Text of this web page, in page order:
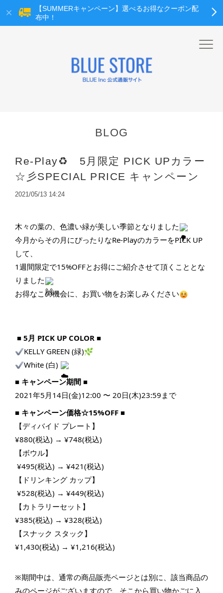
【SUMMERキャンペーン】選べるお得なクーポン配
布中！
BLOG
Re-Play♻ 5月限定 PICK UPカラー
☆彡SPECIAL PRICE キャンペーン
2021/05/13 14:24
木々の葉の、色濃い緑が美しい季節となりました
今月からその月にぴったりなRe-PlayのカラーをPICK UP
して、
1週間限定で15%OFFとお得にご紹介させて頂くこととな
りました
お得なこの機会に、お買い物をお楽しみください
■ 5月 PICK UP COLOR ■
KELLY GREEN (緑)
White (白)
■ キャンペーン期間 ■
2021年5月14日(金)12:00 〜 20日(木)23:59まで
■ キャンペーン価格☆15%OFF ■
【ディバイド プレート】
¥880(税込) → ¥748(税込)
【ボウル】
¥495(税込) → ¥421(税込)
【ドリンキング カップ】
¥528(税込) → ¥449(税込)
【カトラリーセット】
¥385(税込) → ¥328(税込)
【スナック スタック】
¥1,430(税込) → ¥1,216(税込)
※期間中は、通常の商品販売ページとは別に、該当商品の
みのページがございますので、そこから買い物かごに入